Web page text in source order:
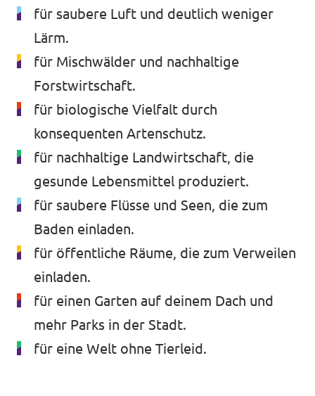
für saubere Luft und deutlich weniger
Lärm.
für Mischwälder und nachhaltige
Forstwirtschaft.
für biologische Vielfalt durch
konsequenten Artenschutz.
für nachhaltige Landwirtschaft, die
gesunde Lebensmittel produziert.
für saubere Flüsse und Seen, die zum
Baden einladen.
für öffentliche Räume, die zum Verweilen
einladen.
für einen Garten auf deinem Dach und
mehr Parks in der Stadt.
für eine Welt ohne Tierleid.